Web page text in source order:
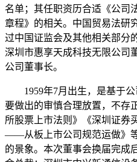
名单；其任职资历合适《公司
章程》的相关。中国贸易法研
过中国证监会及其他相关部分
深圳市惠享天成科技无限公司
公司董事长。
1959年7月出生，是基于公
要做出的审慎合理放置，不存
所股票上市法则》《深圳证券
——从板上市公司规范运做》
的景象。本次董事会换届完成